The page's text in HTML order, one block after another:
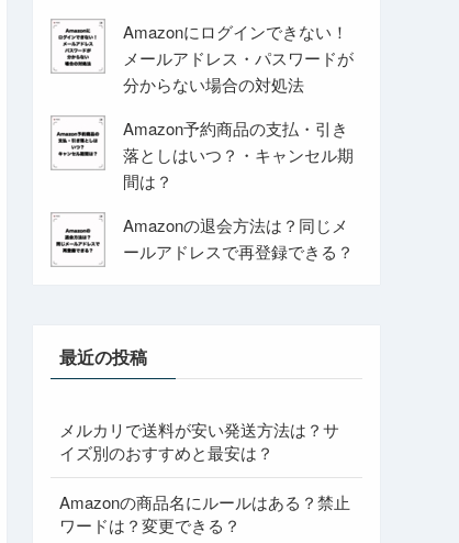
Amazonにログインできない！
メールアドレス・パスワードが
分からない場合の対処法
Amazon予約商品の支払・引き
落としはいつ？・キャンセル期
間は？
Amazonの退会方法は？同じメ
ールアドレスで再登録できる？
最近の投稿
メルカリで送料が安い発送方法は？サ
イズ別のおすすめと最安は？
Amazonの商品名にルールはある？禁止
ワードは？変更できる？